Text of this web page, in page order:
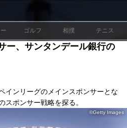
ゴルフ 相撲 テニス
ー、サンタンデール銀行の
インリーグのメインスポンサーとな
スポンサー戦略を探る。
©Getty Images